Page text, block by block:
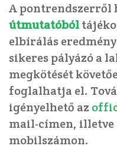
A pontrendszerről
útmutatóból
elbírálás
sikeres pályázó a
megkötését
foglalhatja el.
igényelhető az
mail-címen, illetve
mobilszámon.